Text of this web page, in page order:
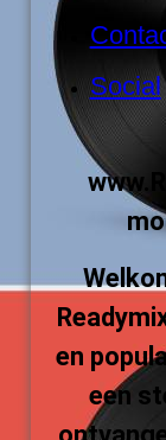
Social
en
een